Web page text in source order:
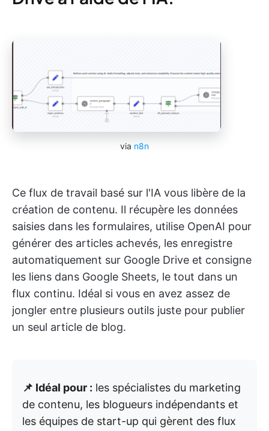
via n8n
Ce flux de travail basé sur l'IA vous libère de la
création de contenu. Il récupère les données
saisies dans les formulaires, utilise OpenAI pour
générer des articles achevés, les enregistre
automatiquement sur Google Drive et consigne
les liens dans Google Sheets, le tout dans un
flux continu. Idéal si vous en avez assez de
jongler entre plusieurs outils juste pour publier
un seul article de blog.
📌 Idéal pour : les spécialistes du marketing
de contenu, les blogueurs indépendants et
les équipes de start-up qui gèrent des flux